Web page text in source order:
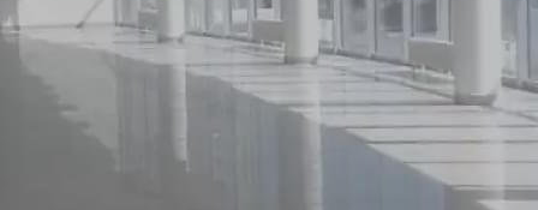
Навигация
Характеристики
Где находится
Другие объявления